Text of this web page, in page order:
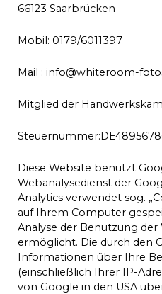
66123 Saarbrücken
Mobil: 0179/6011397
Mail : info@whiteroom-
Mitglied der
Diese Website benutzt
Webanalysedienst der
Analytics verwendet sog.
auf Ihrem Computer
Analyse der Benutzung der
ermöglicht. Die durch den
Informationen über Ihre
(einschließlich Ihrer IP-
von Google in den USA